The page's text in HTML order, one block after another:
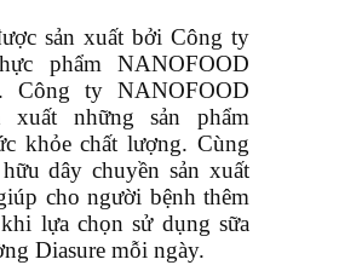
sản xuất bởi Công ty
phẩm NANOFOOD
Công ty NANOFOOD
xuất những sản phẩm
khỏe chất lượng. Cùng
dây chuyền sản xuất
cho người bệnh thêm
lựa chọn sử dụng sữa
Diasure mỗi ngày.